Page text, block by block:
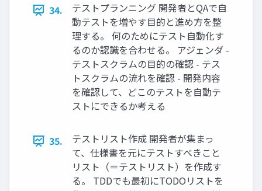
34.
テストプランニング 開発者とQAで自
動テストを増やす目的と進め方を整
理する。 何のためにテスト自動化す
るのか認識を合わせる。 アジェンダ -
テストスクラムの目的の確認 - テス
トスクラムの流れを確認 - 開発内容
を確認して、どこのテストを自動テ
ストにできるか考える
35.
テストリスト作成 開発者が集まっ
て、仕様書を元にテストすべきこと
リスト（＝テストリスト）を作成す
る。 TDDでも最初にTODOリストを